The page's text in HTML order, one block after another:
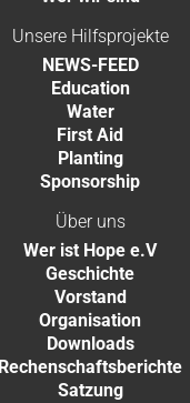
Unsere Hilfsprojekte
NEWS-FEED
Education
Water
First Aid
Planting
Sponsorship
Über uns
Wer ist Hope e.V
Geschichte
Vorstand
Organisation
Downloads
Rechenschaftsberichte
Satzung